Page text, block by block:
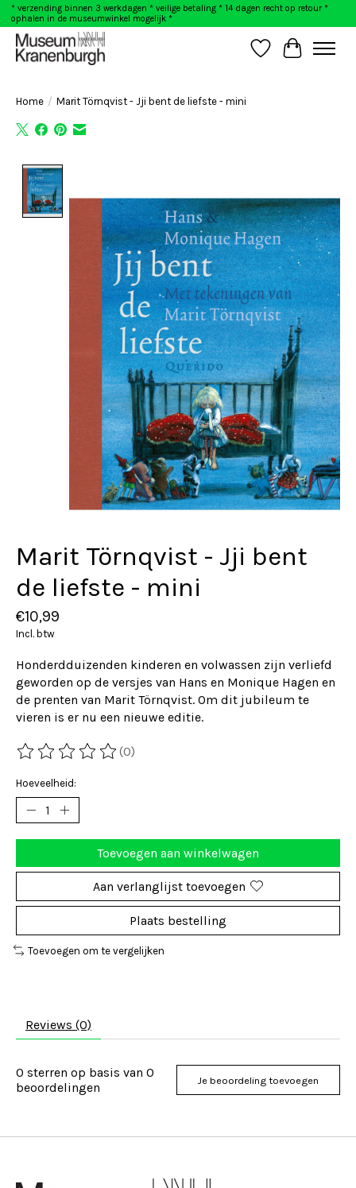
* verzending binnen 3 werkdagen * veilige betaling * 14 dagen recht op retour *
ophalen in de museumwinkel mogelijk *
Verlanglijst
Home / Marit Törnqvist - Jji bent de liefste - mini
Marit Törnqvist - Jji bent
de liefste - mini
€10,99
Incl. btw
Honderdduizenden kinderen en volwassen zijn verliefd
geworden op de versjes van Hans en Monique Hagen en
de prenten van Marit Törnqvist. Om dit jubileum te
vieren is er nu een nieuwe editie.
De beoordeling van dit product is
(0)
Hoeveelheid:
Toevoegen aan winkelwagen
Aan verlanglijst toevoegen
Plaats bestelling
Toevoegen om te vergelijken
Reviews (0)
0 sterren op basis van 0
beoordelingen
Je beoordeling toevoegen